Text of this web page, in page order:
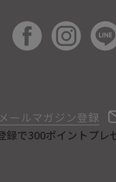
メールマガジン登録
録で300ポイントプレ